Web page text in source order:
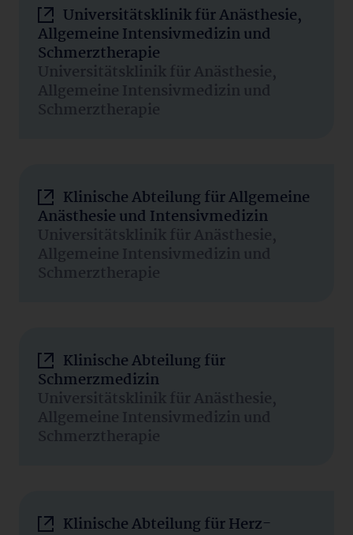
Universitätsklinik für Anästhesie,
Allgemeine Intensivmedizin und
Schmerztherapie
Universitätsklinik für Anästhesie,
Allgemeine Intensivmedizin und
Schmerztherapie
Klinische Abteilung für Allgemeine
Anästhesie und Intensivmedizin
Universitätsklinik für Anästhesie,
Allgemeine Intensivmedizin und
Schmerztherapie
Klinische Abteilung für
Schmerzmedizin
Universitätsklinik für Anästhesie,
Allgemeine Intensivmedizin und
Schmerztherapie
Klinische Abteilung für Herz-